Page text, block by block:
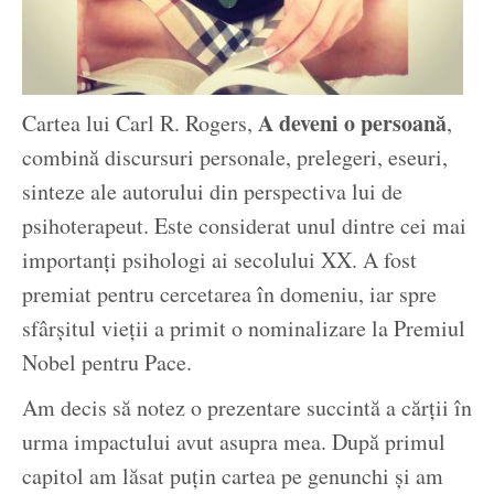
Cartea lui Carl R. Rogers, A deveni o persoană,
combină discursuri personale, prelegeri, eseuri,
sinteze ale autorului din perspectiva lui de
psihoterapeut. Este considerat unul dintre cei mai
importanți psihologi ai secolului XX. A fost
premiat pentru cercetarea în domeniu, iar spre
sfârșitul vieții a primit o nominalizare la Premiul
Nobel pentru Pace.
Am decis să notez o prezentare succintă a cărții în
urma impactului avut asupra mea. După primul
capitol am lăsat puțin cartea pe genunchi și am